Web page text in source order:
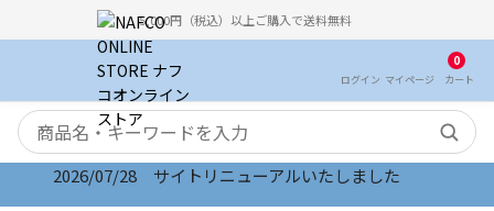
5,000円（税込）以上ご購入で送料無料
ログイン マイ ページ
0
カート
検索キーワード
2026/07/28 サイトリニューアルいたしました